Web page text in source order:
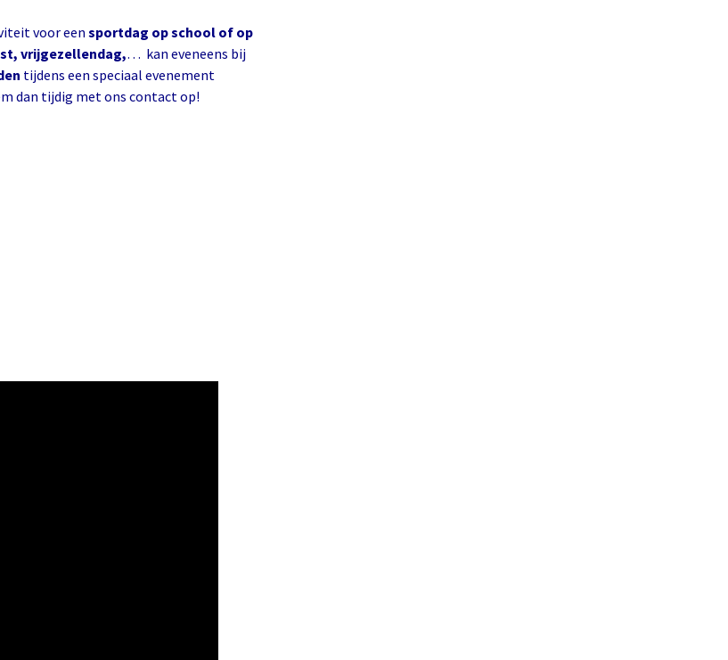
voor eensportdag op school of op
vrijgezellendag,… kan eveneens bij
tijdens een speciaal evenement
dan tijdig met ons contact op!